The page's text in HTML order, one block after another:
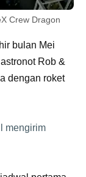
Crew Dragon
bulan Mei
Rob &
dengan roket
mengirim